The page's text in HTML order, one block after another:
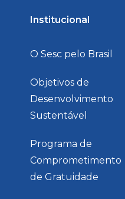
Institucional
O Sesc pelo Brasil
Objetivos de
Desenvolvimento
Sustentável
Programa de
Comprometimento
de Gratuidade